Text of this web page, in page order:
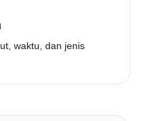
waktu, dan jenis